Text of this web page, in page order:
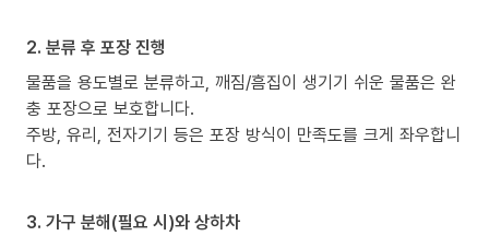
2. 분류 후 포장 진행
물품을 용도별로 분류하고, 깨짐/흠집이 생기기 쉬운 물품은 완
충 포장으로 보호합니다.
주방, 유리, 전자기기 등은 포장 방식이 만족도를 크게 좌우합니
다.
3. 가구 분해(필요 시)와 상하차